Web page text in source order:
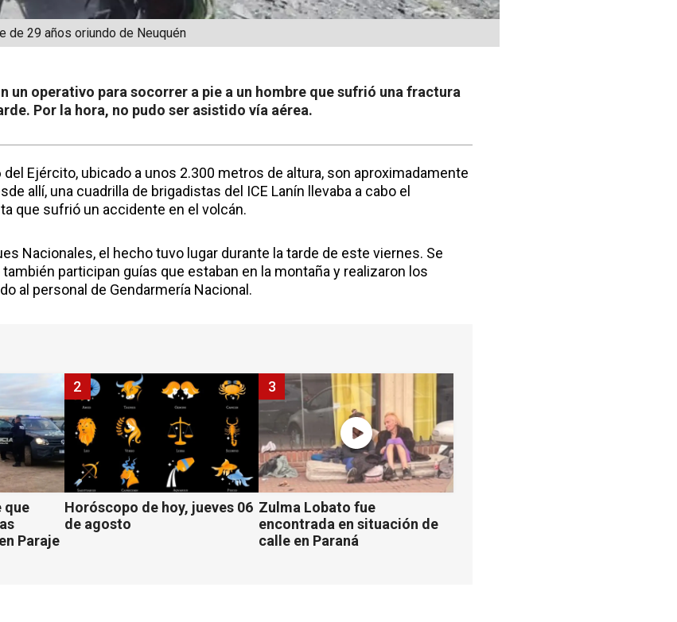
de 29 años oriundo de Neuquén
un operativo para socorrer a pie a un hombre que sufrió una fractura
Por la hora, no pudo ser asistido vía aérea.
del Ejército, ubicado a unos 2.300 metros de altura, son aproximadamente
allí, una cuadrilla de brigadistas del ICE Lanín llevaba a cabo el
que sufrió un accidente en el volcán.
Nacionales, el hecho tuvo lugar durante la tarde de este viernes. Se
participan guías que estaban en la montaña y realizaron los
al personal de Gendarmería Nacional.
que
Paraje
Horóscopo de hoy, jueves 06
de agosto
2
Zulma Lobato fue
encontrada en situación de
calle en Paraná
3